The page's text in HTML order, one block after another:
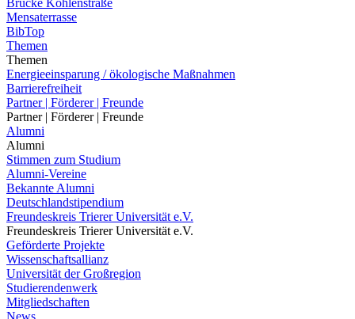
Brücke Kohlenstraße
Mensaterrasse
BibTop
Themen
Themen
Energieeinsparung / ökologische Maßnahmen
Barrierefreiheit
Partner | Förderer | Freunde
Partner | Förderer | Freunde
Alumni
Alumni
Stimmen zum Studium
Alumni-Vereine
Bekannte Alumni
Deutschlandstipendium
Freundeskreis Trierer Universität e.V.
Freundeskreis Trierer Universität e.V.
Geförderte Projekte
Wissenschaftsallianz
Universität der Großregion
Studierendenwerk
Mitgliedschaften
News